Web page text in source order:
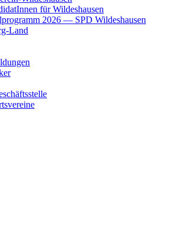
für Wil­des­hau­sen
2026 — SPD Wil­des­hau­sen
Land